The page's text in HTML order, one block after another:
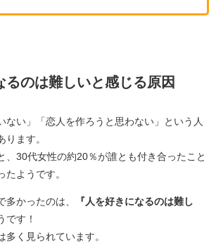
るのは難しいと感じる原因
ない」「恋人を作ろうと思わない」という人
ります。
、30代女性の約20％が誰とも付き合ったこと
たようです。
多かったのは、
『人を好きになるのは難し
です！
多く見られています。